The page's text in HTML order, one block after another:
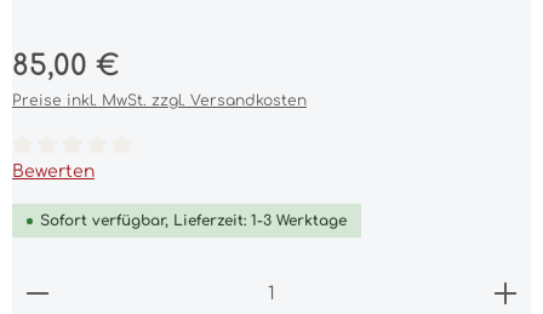
Regulärer Preis:
85,00 €
Preise inkl. MwSt. zzgl. Versandkosten
Durchschnittliche Bewertung von 0 von 5 Sternen
Bewerten
Sofort verfügbar, Lieferzeit: 1-3 Werktage
Produkt Anzahl: Gib den gewünschten Wert